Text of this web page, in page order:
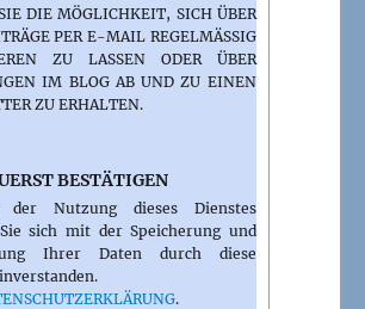
DIE MÖGLICHKEIT, SICH ÜBER
PER E-MAIL REGELMÄSSIG I
ZU LASSEN ODER ÜBER N
IM BLOG AB UND ZU EINEN N
ZU ERHALTEN.
BESTÄTIGEN
Nutzung dieses Dienstes
sich mit der Speicherung und
Ihrer Daten durch diese
.